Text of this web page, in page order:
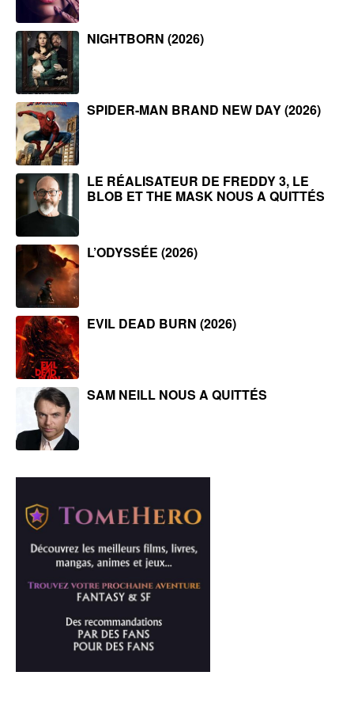
NIGHTBORN (2026)
SPIDER-MAN BRAND NEW DAY (2026)
LE RÉALISATEUR DE FREDDY 3, LE
BLOB ET THE MASK NOUS A QUITTÉS
L’ODYSSÉE (2026)
EVIL DEAD BURN (2026)
SAM NEILL NOUS A QUITTÉS